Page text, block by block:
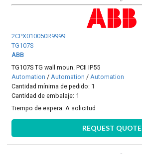
2CPX010050R9999
TG107S
ABB
TG107S TG wall moun. PCII IP55
Automation / Automation / Automation
Cantidad mínima de pedido: 1
Cantidad de embalaje: 1
Tiempo de espera:A solicitud
REQUEST QUOTE